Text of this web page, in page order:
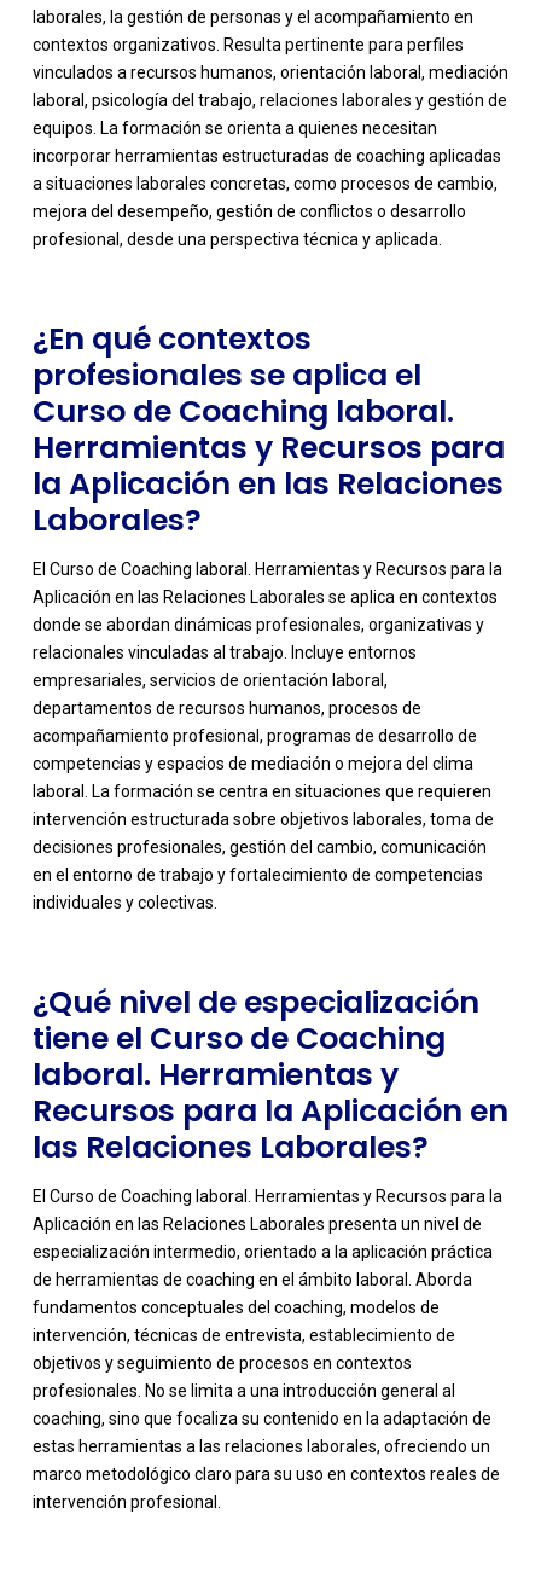
laborales, la gestión de personas y el acompañamiento en
contextos organizativos. Resulta pertinente para perfiles
vinculados a recursos humanos, orientación laboral, mediación
laboral, psicología del trabajo, relaciones laborales y gestión de
equipos. La formación se orienta a quienes necesitan
incorporar herramientas estructuradas de coaching aplicadas
a situaciones laborales concretas, como procesos de cambio,
mejora del desempeño, gestión de conflictos o desarrollo
profesional, desde una perspectiva técnica y aplicada.
-
¿En qué contextos
profesionales se aplica el
Curso de Coaching laboral.
Herramientas y Recursos para
la Aplicación en las Relaciones
Laborales?
El Curso de Coaching laboral. Herramientas y Recursos para la
Aplicación en las Relaciones Laborales se aplica en contextos
donde se abordan dinámicas profesionales, organizativas y
relacionales vinculadas al trabajo. Incluye entornos
empresariales, servicios de orientación laboral,
departamentos de recursos humanos, procesos de
acompañamiento profesional, programas de desarrollo de
competencias y espacios de mediación o mejora del clima
laboral. La formación se centra en situaciones que requieren
intervención estructurada sobre objetivos laborales, toma de
decisiones profesionales, gestión del cambio, comunicación
en el entorno de trabajo y fortalecimiento de competencias
individuales y colectivas.
-
¿Qué nivel de especialización
tiene el Curso de Coaching
laboral. Herramientas y
Recursos para la Aplicación en
las Relaciones Laborales?
El Curso de Coaching laboral. Herramientas y Recursos para la
Aplicación en las Relaciones Laborales presenta un nivel de
especialización intermedio, orientado a la aplicación práctica
de herramientas de coaching en el ámbito laboral. Aborda
fundamentos conceptuales del coaching, modelos de
intervención, técnicas de entrevista, establecimiento de
objetivos y seguimiento de procesos en contextos
profesionales. No se limita a una introducción general al
coaching, sino que focaliza su contenido en la adaptación de
estas herramientas a las relaciones laborales, ofreciendo un
marco metodológico claro para su uso en contextos reales de
intervención profesional.
-